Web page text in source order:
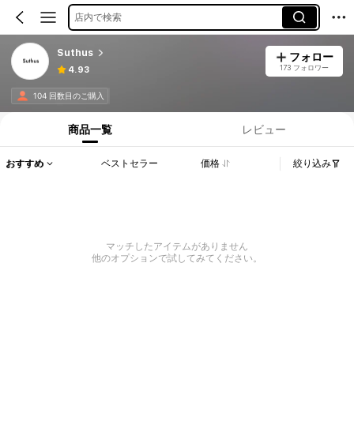
店内で検索
Suthus
4.93
フォロー
173 フォロワー
104 回数目のご購入
商品一覧 レビュー
おすすめ ベストセラー 価格 絞り込み
マッチしたアイテムがありません
他のオプションで試してみてください。